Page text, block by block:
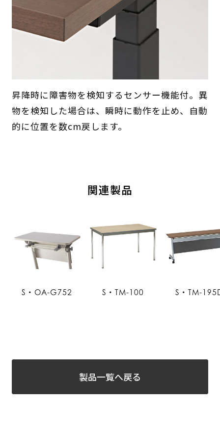
昇降時に障害物を検知するセンサー機能付。異
物を検知した場合は、瞬時に動作を止め、自動
的に位置を数cm戻します。
関連製品
S・OA-G752 S・TM-100 S・TM-
製品一覧へ戻る